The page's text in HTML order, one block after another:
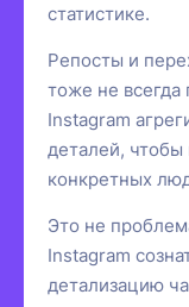
статистике.
Репосты и
тоже не всегда
Instagram
деталей,
конкретных
Это не
Instagram
детализацию